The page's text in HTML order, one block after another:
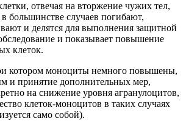
отвечая на вторжение чужих тел,
большинстве случаев погибают,
и делятся для выполнения защитной
и показывает повышение
клеток.
котором моноциты немного повышены,
и принятие дополнительных мер,
на снижение уровня агранулоцитов,
клеток-моноцитов в таких случаях
само собой).